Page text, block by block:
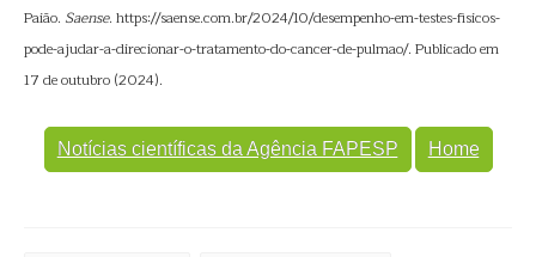
Paião. Saense. https://saense.com.br/2024/10/desempenho-em-testes-fisicos-
pode-ajudar-a-direcionar-o-tratamento-do-cancer-de-pulmao/. Publicado em
17 de outubro (2024).
Notícias científicas da Agência FAPESP Home